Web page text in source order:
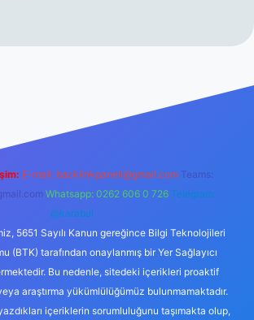
E-mail: backlinkpaneli@gmail.com Teams:
Whatsapp: 0262 606 0 726 Telegram:
@karabul
5651 Sayılı Kanun gereğince Bilgi Teknolojileri
(BTK) tarafından onaylanmış bir Yer Sağlayıcı
Bu nedenle, sitedeki içerikleri proaktif
araştırma yükümlülüğümüz bulunmamaktadır.
içeriklerin sorumluluğunu taşımakta olup,